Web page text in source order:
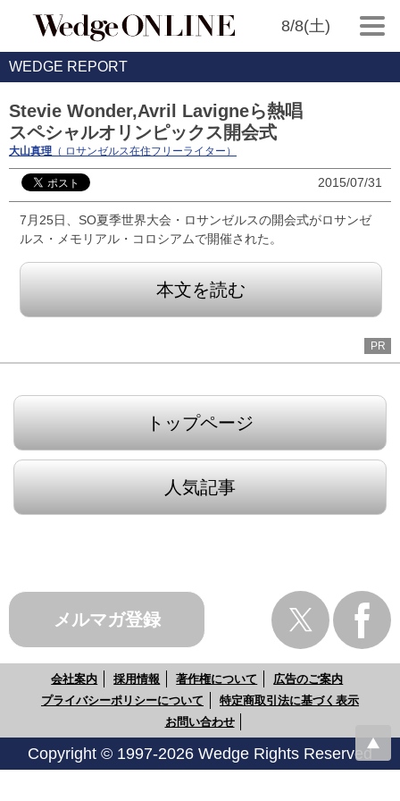
8/8(土)
WEDGE REPORT
Stevie Wonder,Avril Lavigneら熱唱
スペシャルオリンピックス開会式
大山真理 （ ロサンゼルス在住フリーライター）
2015/07/31
7月25日、SO夏季世界大会・ロサンゼルスの開会式がロサンゼ
ルス・メモリアル・コロシアムで開催された。
本文を読む
PR
トップページ
人気記事
メルマガ登録
会社案内 採用情報 著作権について
広告のご案内
プライバシーポリシーについて
特定商取引法に基づく表示
お問い合わせ
Copyright © 1997-2026 Wedge Rights Reserved